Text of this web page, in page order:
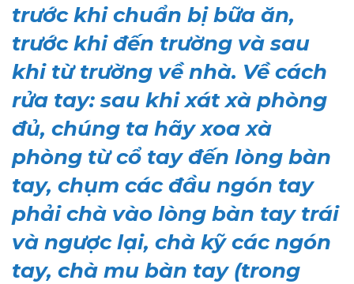
trước khi chuẩn bị bữa ăn,
trước khi đến trường và sau
khi từ trường về nhà. Về cách
rửa tay: sau khi xát xà phòng
đủ, chúng ta hãy xoa xà
phòng từ cổ tay đến lòng bàn
tay, chụm các đầu ngón tay
phải chà vào lòng bàn tay trái
và ngược lại, chà kỹ các ngón
tay, chà mu bàn tay (trong